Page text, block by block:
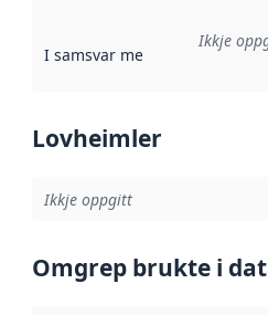
I samsvar med Referanse til
Ikkje
Lovheimler
Ikkje oppgitt
Omgrep brukte i